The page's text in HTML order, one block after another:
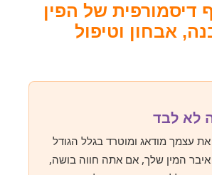
דיסמורפית של הפין
לא לבד
עצמך מודאג ומוטרד בגלל הגודל
המין שלך, אם אתה חווה בושה,